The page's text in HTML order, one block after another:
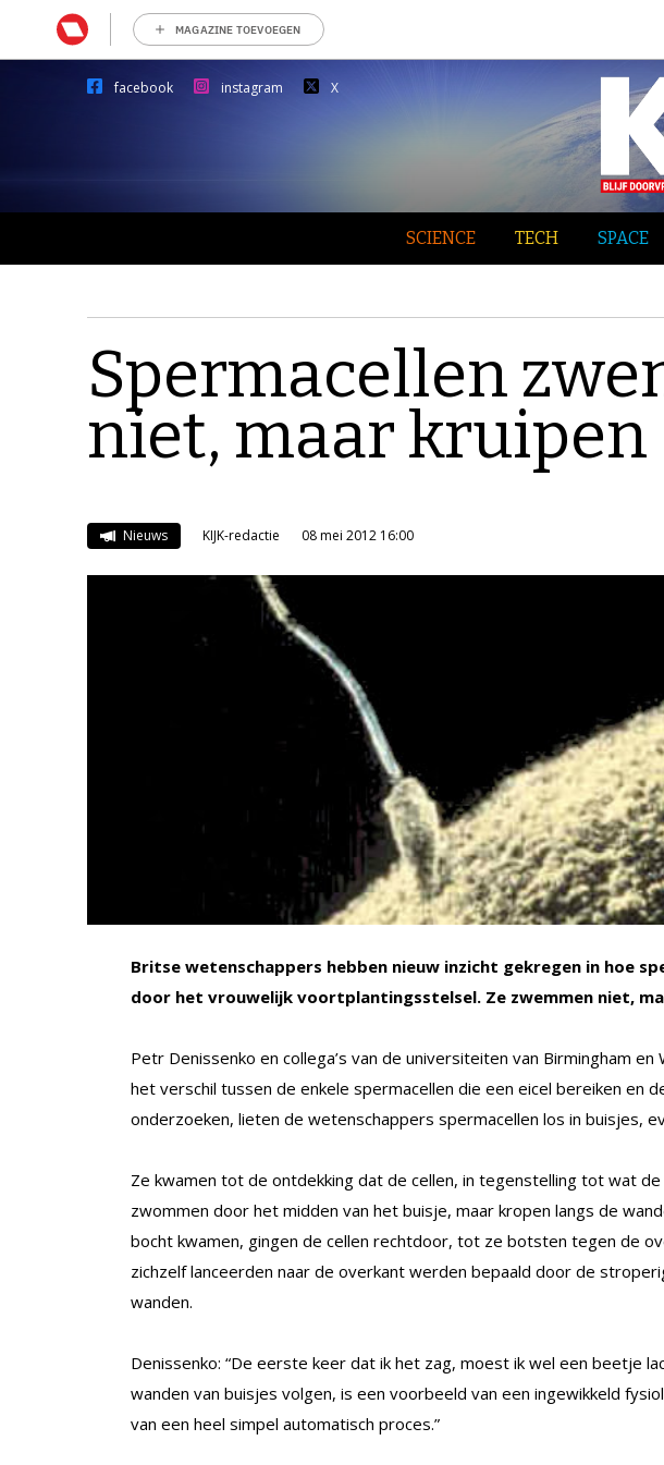
MAGAZINE TOEVOEGEN
facebook instagram X
SCIENCE TECH SPACE
Spermacellen
niet, maar kruipen
Nieuws KIJK-redactie 08 mei 2012 16:00
Britse wetenschappers hebben nieuw inzicht gekregen in hoe
door het vrouwelijk voortplantingsstelsel. Ze zwemmen niet,
Petr Denissenko en collega’s van de universiteiten van Birmingham
het verschil tussen de enkele spermacellen die een eicel bereiken en
onderzoeken, lieten de wetenschappers spermacellen los in buisjes,
Ze kwamen tot de ontdekking dat de cellen, in tegenstelling tot wat
zwommen door het midden van het buisje, maar kropen langs de
bocht kwamen, gingen de cellen rechtdoor, tot ze botsten tegen de
zichzelf lanceerden naar de overkant werden bepaald door de
wanden.
Denissenko: “De eerste keer dat ik het zag, moest ik wel een beetje
wanden van buisjes volgen, is een voorbeeld van een ingewikkeld
van een heel simpel automatisch proces.”